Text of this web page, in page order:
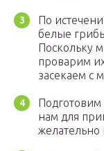
По
белые
Поскольку
проварим
засекаем с
нам для
желательно